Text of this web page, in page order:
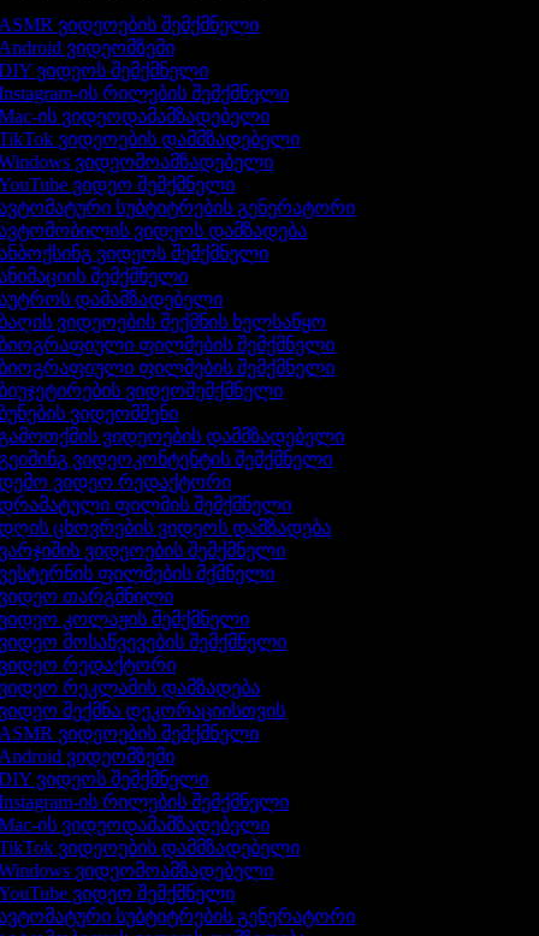
ვიდეოების შემქმნელი
ვიდეომზემი
ვიდეოს შემქმნელი
ის რილების შემქმნელი
ის ვიდეოდამამზადებელი
ვიდეოების დამმზადებელი
ვიდეომოამზადებელი
ვიდეო შემქმნელი
სუბტიტრების გენერატორი
ვიდეოს დამზადება
ვიდეოს შემქმნელი
შემქმნელი
დამამზადებელი
ვიდეოების შექმნის ხელსაწყო
ფილმების შემქმნელი
ფილმების შემქმნელი
ვიდეოშემქმნელი
ვიდეომშენი
ვიდეოების დამმზადებელი
ვიდეოკონტენტის შემქმნელი
ვიდეო რედაქტორი
ფილმის შემქმნელი
ცხოვრების ვიდეოს დამზადება
ვიდეოების შემქმნელი
ფილმების მქმნელი
თარგმნილი
კოლაჟის შემქმნელი
მოსაწვევების შემქმნელი
რედაქტორი
რეკლამის დამზადება
შექმნა დეკორაციისთვის
ვიდეოების შემქმნელი
ვიდეომზემი
ვიდეოს შემქმნელი
ის რილების შემქმნელი
ის ვიდეოდამამზადებელი
ვიდეოების დამმზადებელი
ვიდეომოამზადებელი
ვიდეო შემქმნელი
სუბტიტრების გენერატორი